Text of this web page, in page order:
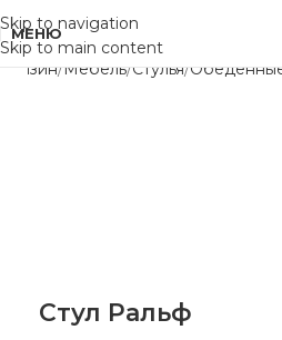
Skip to navigation
Skip to main content
МЕНЮ
Мебель Стулья Обеденные
Стул Ральф